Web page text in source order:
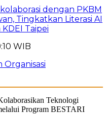
dengan PKBM
Tingkatkan Literasi AI
Taipei
WIB
Organisasi